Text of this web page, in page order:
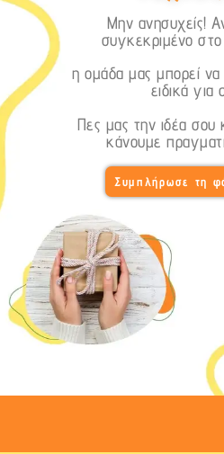
Μην ανησυχείς!
συγκεκριμένο
η ομάδα μας μπορεί να
ειδικά για
Πες μας την ιδέα σου
κάνουμε
Συμπλήρωσε τη